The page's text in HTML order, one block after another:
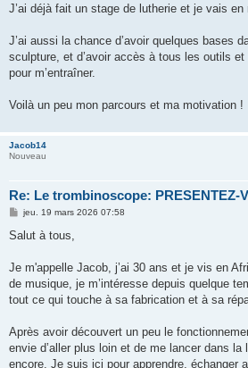
J’ai déjà fait un stage de lutherie et je vais en
J’ai aussi la chance d’avoir quelques bases
sculpture, et d’avoir accès à tous les outils
pour m’entraîner.
Voilà un peu mon parcours et ma motivation !
Jacob14
Nouveau
Re: Le trombinoscope: PRESENTEZ-
M
s
g
jeu. 19 mars 2026 07:58
Salut à tous,
Je m'appelle Jacob, j’ai 30 ans et je vis en
de musique, je m’intéresse depuis quelque
tout ce qui touche à sa fabrication et à sa
Après avoir découvert un peu le
envie d’aller plus loin et de me lancer dans
encore. Je suis ici pour apprendre, échanger